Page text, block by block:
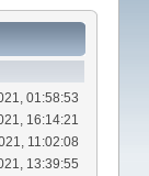
01:58:53
16:14:21
11:02:08
13:39:55